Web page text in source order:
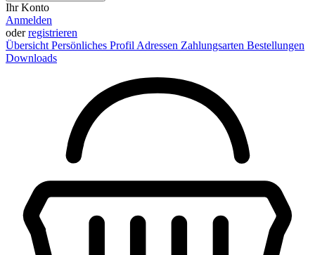
Ihr Konto
Anmelden
oderregistrieren
Übersicht Persönliches Profil Adressen Zahlungsarten Bestellungen
Downloads